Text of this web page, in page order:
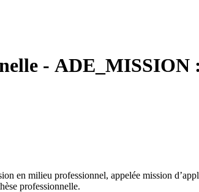
- ADE_MISSION :
en milieu professionnel, appelée mission
professionnelle.